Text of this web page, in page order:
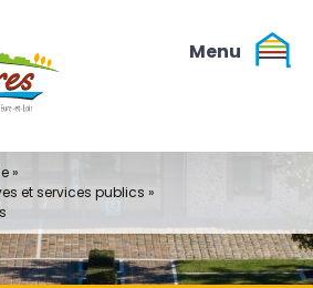
»
et services publics »